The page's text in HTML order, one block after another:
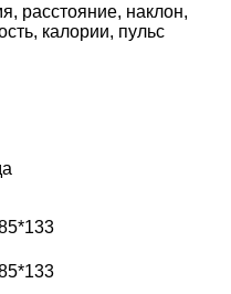
расстояние, наклон,
калории, пульс